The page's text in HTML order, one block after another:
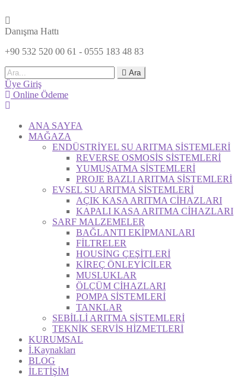
Danışma Hattı
+90 532 520 00 61 - 0555 183 48 83
Ara
Üye Giriş
Online Ödeme
ANA SAYFA
MAĞAZA
ENDÜSTRİYEL SU ARITMA SİSTEMLERİ
REVERSE OSMOSİS SİSTEMLERİ
YUMUŞATMA SİSTEMLERİ
PROJE BAZLI ARITMA SİSTEMLERİ
EVSEL SU ARITMA SİSTEMLERİ
AÇIK KASA ARITMA CİHAZLARI
KAPALI KASA ARITMA CİHAZLARI
SARF MALZEMELER
BAĞLANTI EKİPMANLARI
FİLTRELER
HOUSİNG ÇEŞİTLERİ
KİREÇ ÖNLEYİCİLER
MUSLUKLAR
ÖLÇÜM CİHAZLARI
POMPA SİSTEMLERİ
TANKLAR
SEBİLLİ ARITMA SİSTEMLERİ
TEKNİK SERVİS HİZMETLERİ
KURUMSAL
İ.Kaynakları
BLOG
İLETİŞİM